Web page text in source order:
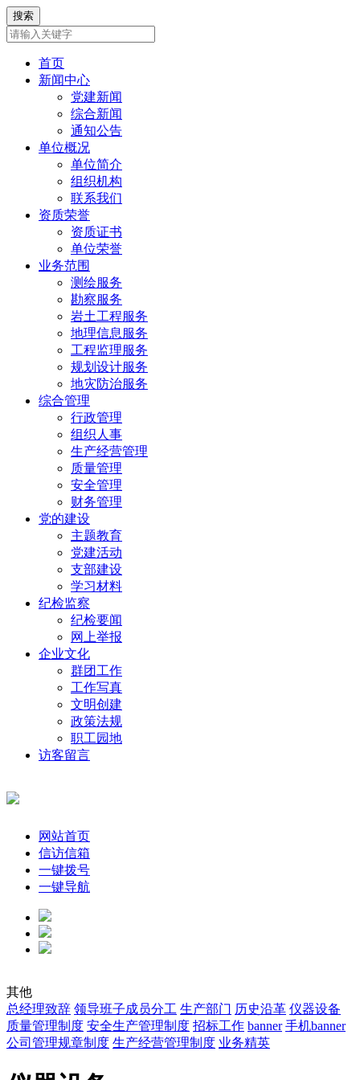
首页
新闻中心
党建新闻
综合新闻
通知公告
单位概况
单位简介
组织机构
联系我们
资质荣誉
资质证书
单位荣誉
业务范围
测绘服务
勘察服务
岩土工程服务
地理信息服务
工程监理服务
规划设计服务
地灾防治服务
综合管理
行政管理
组织人事
生产经营管理
质量管理
安全管理
财务管理
党的建设
主题教育
党建活动
支部建设
学习材料
纪检监察
纪检要闻
网上举报
企业文化
群团工作
工作写真
文明创建
政策法规
职工园地
访客留言
网站首页
信访信箱
一键拨号
一键导航
其他
总经理致辞 领导班子成员分工 生产部门 历史沿革 仪器设备
质量管理制度 安全生产管理制度 招标工作 banner 手机banner
公司管理规章制度 生产经营管理制度 业务精英